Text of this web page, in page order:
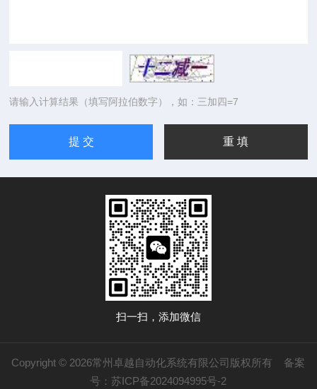
请输入计算结果（填写阿拉伯数字），如：三加四=7
扫一扫，添加微信
Copyright © 2026常州卓越自动化系统有限公司版权所有 备案
号：苏ICP备2024094995号-2